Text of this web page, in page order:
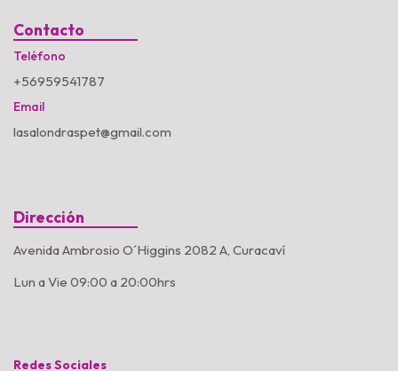
Contacto
Teléfono
+56959541787
Email
lasalondraspet@gmail.com
Dirección
Avenida Ambrosio O´Higgins 2082 A, Curacaví
Lun a Vie 09:00 a 20:00hrs
Redes Sociales